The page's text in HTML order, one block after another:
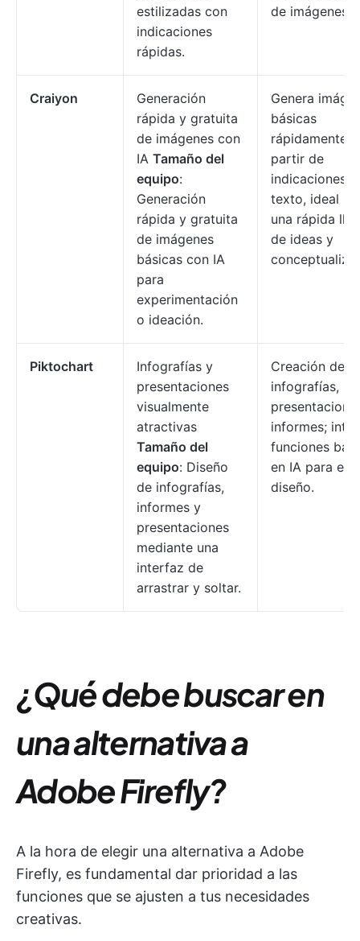
estilizadas con
indicaciones
rápidas.
de imágenes.
Craiyon
Generación
rápida y gratuita
de imágenes con
IA Tamaño del
equipo:
Generación
rápida y gratuita
de imágenes
básicas con IA
para
experimentación
o ideación.
Genera
básicas
rápidamente a
partir de
indicaciones
texto, ideal
una rápida
de ideas y
Piktochart
Infografías y
presentaciones
visualmente
atractivas
Tamaño del
equipo: Diseño
de infografías,
informes y
presentaciones
mediante una
interfaz de
arrastrar y soltar.
Creación de
infografías,
informes;
funciones
en IA para el
diseño.
¿Qué debe buscar en
una alternativa a
Adobe Firefly?
A la hora de elegir una alternativa a Adobe
Firefly, es fundamental dar prioridad a las
funciones que se ajusten a tus necesidades
creativas.